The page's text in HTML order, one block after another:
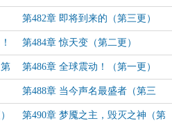
更）
第482章 即将到来的（第三更）
第484章 惊天变（第二更）
第486章 全球震动！（第一更）
第488章 当今声名最盛者（第三
更）
第490章 梦魇之主，毁灭之神（第